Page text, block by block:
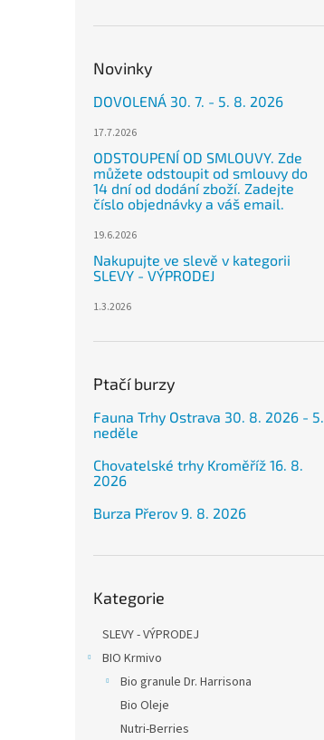
Novinky
DOVOLENÁ 30. 7. - 5. 8. 2026
17.7.2026
ODSTOUPENÍ OD SMLOUVY. Zde
můžete odstoupit od smlouvy do
14 dní od dodání zboží. Zadejte
číslo objednávky a váš email.
19.6.2026
Nakupujte ve slevě v kategorii
SLEVY - VÝPRODEJ
1.3.2026
Ptačí burzy
Fauna Trhy Ostrava 30. 8. 2026 - 5.
neděle
Chovatelské trhy Kroměříž 16. 8.
2026
Burza Přerov 9. 8. 2026
kategorie
Kategorie
SLEVY - VÝPRODEJ
BIO Krmivo
Bio granule Dr. Harrisona
Bio Oleje
Nutri-Berries